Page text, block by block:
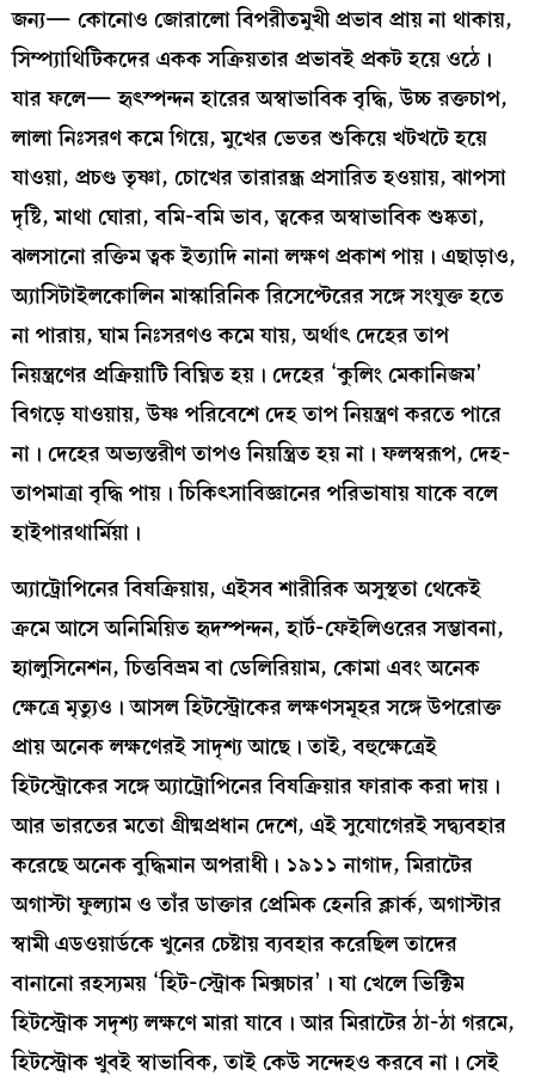
জন্য— কোনোও জোরালো বিপরীতমুখী প্রভাব প্রায় না থাকায়,
সিম্প্যাথিটিকদের একক সক্রিয়তার প্রভাবই প্রকট হয়ে ওঠে।
যার ফলে— হৃৎস্পন্দন হারের অস্বাভাবিক বৃদ্ধি, উচ্চ রক্তচাপ,
লালা নিঃসরণ কমে গিয়ে, মুখের ভেতর শুকিয়ে খটখটে হয়ে
যাওয়া, প্রচণ্ড তৃষ্ণা, চোখের তারারন্ধ্র প্রসারিত হওয়ায়, ঝাপসা
দৃষ্টি, মাথা ঘোরা, বমি-বমি ভাব, ত্বকের অস্বাভাবিক শুষ্কতা,
ঝলসানো রক্তিম ত্বক ইত্যাদি নানা লক্ষণ প্রকাশ পায়। এছাড়াও,
অ্যাসিটাইলকোলিন মাস্কারিনিক রিসেপ্টেরের সঙ্গে সংযুক্ত হতে
না পারায়, ঘাম নিঃসরণও কমে যায়, অর্থাৎ দেহের তাপ
নিয়ন্ত্রণের প্রক্রিয়াটি বিঘ্নিত হয়। দেহের ‘কুলিং মেকানিজম’
বিগড়ে যাওয়ায়, উষ্ণ পরিবেশে দেহ তাপ নিয়ন্ত্রণ করতে পারে
না। দেহের অভ্যন্তরীণ তাপও নিয়ন্ত্রিত হয় না। ফলস্বরূপ, দেহ-
তাপমাত্রা বৃদ্ধি পায়। চিকিৎসাবিজ্ঞানের পরিভাষায় যাকে বলে
হাইপারথার্মিয়া।
অ্যাট্রোপিনের বিষক্রিয়ায়, এইসব শারীরিক অসুস্থতা থেকেই
ক্রমে আসে অনিমিয়িত হৃদস্পন্দন, হার্ট-ফেইলিওরের সম্ভাবনা,
হ্যালুসিনেশন, চিত্তবিভ্রম বা ডেলিরিয়াম, কোমা এবং অনেক
ক্ষেত্রে মৃত্যুও। আসল হিটস্ট্রোকের লক্ষণসমূহর সঙ্গে উপরোক্ত
প্রায় অনেক লক্ষণেরই সাদৃশ্য আছে। তাই, বহুক্ষেত্রেই
হিটস্ট্রোকের সঙ্গে অ্যাট্রোপিনের বিষক্রিয়ার ফারাক করা দায়।
আর ভারতের মতো গ্রীষ্মপ্রধান দেশে, এই সুযোগেরই সদ্ব্যবহার
করেছে অনেক বুদ্ধিমান অপরাধী। ১৯১১ নাগাদ, মিরাটের
অগাস্টা ফুল্যাম ও তাঁর ডাক্তার প্রেমিক হেনরি ক্লার্ক, অগাস্টার
স্বামী এডওয়ার্ডকে খুনের চেষ্টায় ব্যবহার করেছিল তাদের
বানানো রহস্যময় ‘হিট-স্ট্রোক মিক্সচার’। যা খেলে ভিক্টিম
হিটস্ট্রোক সদৃশ্য লক্ষণে মারা যাবে। আর মিরাটের ঠা-ঠা গরমে,
হিটস্ট্রোক খুবই স্বাভাবিক, তাই কেউ সন্দেহও করবে না। সেই